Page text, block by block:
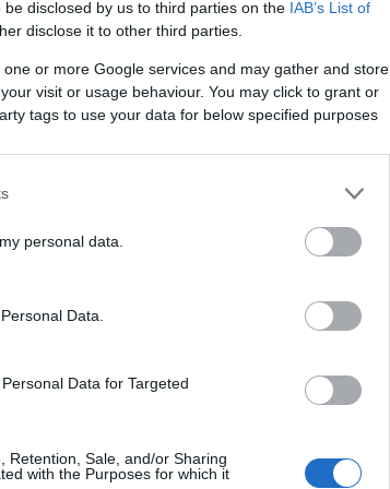
disclosed by us to third parties on the IAB’s List of
disclose it to other third parties.
or more Google services and may gather and store
visit or usage behaviour. You may click to grant or
tags to use your data for below specified purposes
personal data.
Data.
Data for Targeted
Retention, Sale, and/or Sharing
with the Purposes for which it
(Don Alfonso) a Cosi fan
kezdett - legfőbb gondja, hogy betöltse
a férj tervezte -, kétoldalt
tollpihe, jobb oldalon hasonló
a második rész mintha strandon
személye, a Despina játszotta ál-
amilyet a commedia dell'artében
sötét erdő van ráfestve -, amely
első felvonás fináléjára fölér a tetejéig.
horizont nyilván a darab - bizonyos